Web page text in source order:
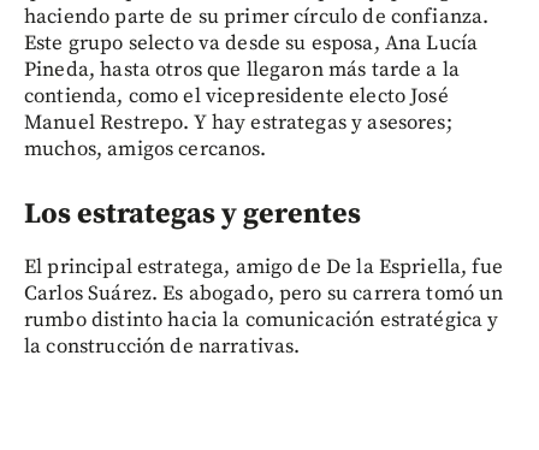
haciendo parte de su primer círculo de confianza.
Este grupo selecto va desde su esposa, Ana Lucía
Pineda, hasta otros que llegaron más tarde a la
contienda, como el vicepresidente electo José
Manuel Restrepo. Y hay estrategas y asesores;
muchos, amigos cercanos.
Los estrategas y gerentes
El principal estratega, amigo de De la Espriella, fue
Carlos Suárez. Es abogado, pero su carrera tomó un
rumbo distinto hacia la comunicación estratégica y
la construcción de narrativas.